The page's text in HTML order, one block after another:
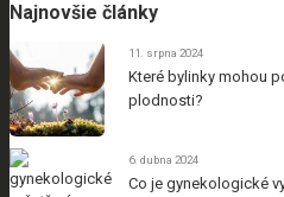
Najnovšie články
11. srpna 2024
Které bylinky mohou
plodnosti?
6. dubna 2024
Co je gynekologické